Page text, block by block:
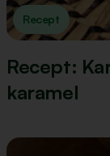
Recept
Recept:
karamel